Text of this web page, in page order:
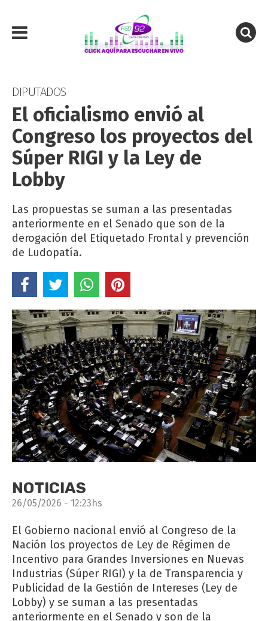
DIPUTADOS
El oficialismo envió al
Congreso los proyectos del
Súper RIGI y la Ley de
Lobby
Las propuestas se suman a las presentadas
anteriormente en el Senado que son de la
derogación del Etiquetado Frontal y prevención
de Ludopatía.
NOTICIAS
26/05/2026 - 12:23hs
El Gobierno nacional envió al Congreso de la
Nación los proyectos de Ley de Régimen de
Incentivo para Grandes Inversiones en Nuevas
Industrias (Súper RIGI) y la de Transparencia y
Publicidad de la Gestión de Intereses (Ley de
Lobby) y se suman a las presentadas
anteriormente en el Senado y son de la